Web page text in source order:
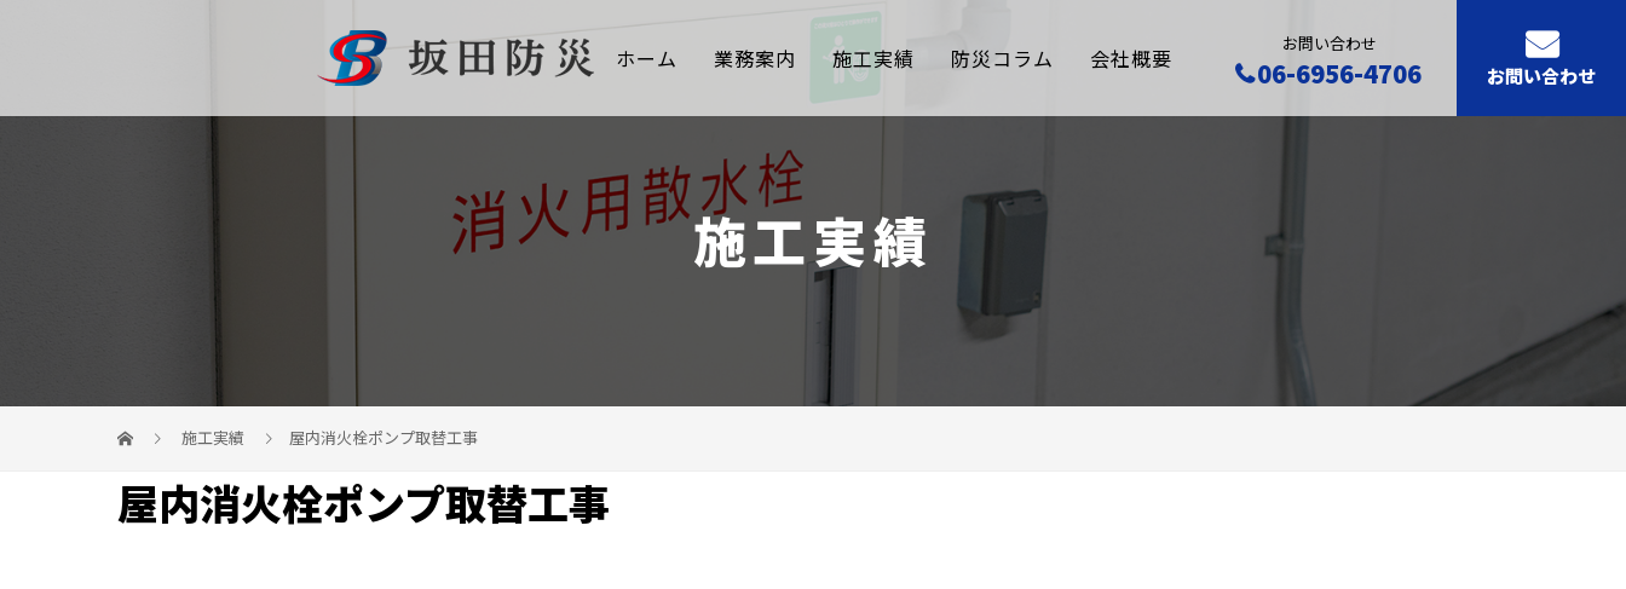
ホーム 業務案内 施工実績 防災コラム 会社概要 お問い合わせ
06-6956-4706 お問い合わせ
施工実績
施工実績 屋内消火栓ポンプ取替工事
屋内消火栓ポンプ取替工事